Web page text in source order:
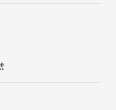
，基於公共利益為統計或學術
處理或蒐集者依其揭露方式
或可能損害或妨礙網站與其
絡或採取法律行動所必要
或利用您的個人資料時，將對
。